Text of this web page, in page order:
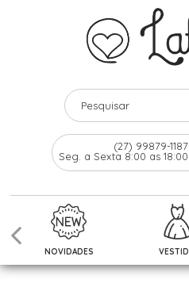
(27) 99879-1187
Seg. a Sexta 8:00 as 18:00
NOVIDADES